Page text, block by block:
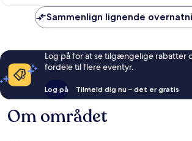
anmeldelser
Sammenlign lignende
Log på for at se tilgængelige rabatter
fordele til flere eventyr.
Log på Tilmeld dig nu – det er gratis
Om området